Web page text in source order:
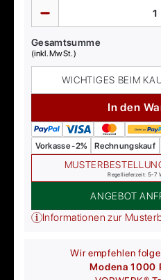
Gesamtsumme
(inkl. MwSt.)
WICHTIGES BEIM
In den
Vorkasse -2% Rechnungskauf
Regellieferzeit: 5-7
ANGEBOT
Informationen zur
Wir empfehlen
Modena 1000